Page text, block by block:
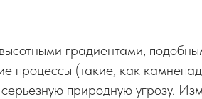
градиентами,
процессы (такие, как
природную угрозу.